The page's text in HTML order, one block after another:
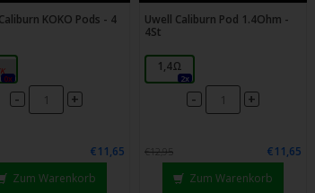
KOKO Pods - 4
0x
- +
€11,65
Zum Warenkorb
Uwell Caliburn Pod 1.4Ohm -
4St
1,4Ω
2x
- +
€12,95
€11,65
Zum Warenkorb